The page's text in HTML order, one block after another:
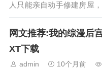
人只能亲自动手修建房屋
食人族。修建的建筑越大
网文推荐:我的综漫后
XT下载
admin 10个月前